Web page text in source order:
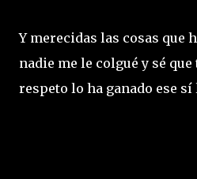
Y merecidas las cosas que
nadie me le colgué y sé
respeto lo ha ganado ese sí